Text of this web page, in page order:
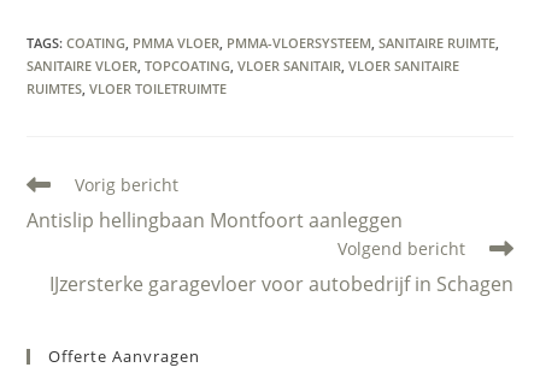
TAGS:COATING, PMMA VLOER, PMMA-VLOERSYSTEEM, SANITAIRE RUIMTE,
SANITAIRE VLOER, TOPCOATING, VLOER SANITAIR, VLOER SANITAIRE
RUIMTES, VLOER TOILETRUIMTE
Lees
artikelen
Vorig bericht
Antislip hellingbaan Montfoort aanleggen
Volgend bericht
IJzersterke garagevloer voor autobedrijf in Schagen
Offerte Aanvragen